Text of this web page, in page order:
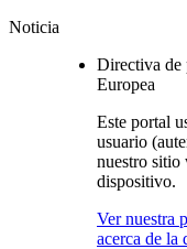
Noticia
Directiva de
Europea
Este portal
usuario
nuestro sitio
dispositivo.
Ver nuestra
acerca de la